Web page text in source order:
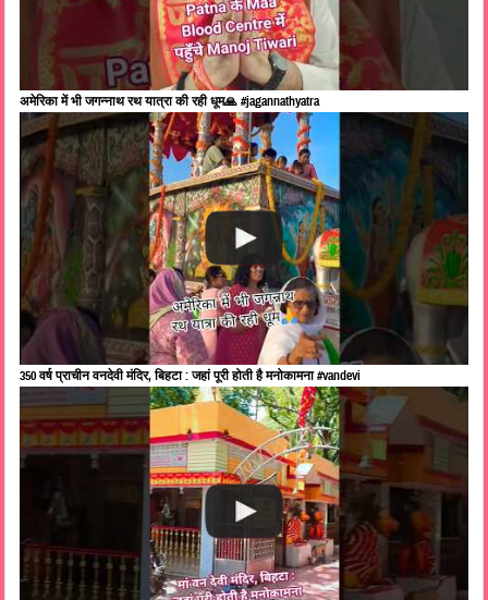
अमेरिका में भी जगन्नाथ रथ यात्रा की रही धूम🙏 #jagannathyatra
350 वर्ष प्राचीन वनदेवी मंदिर, बिहटा : जहां पूरी होती है मनोकामना #vandevi